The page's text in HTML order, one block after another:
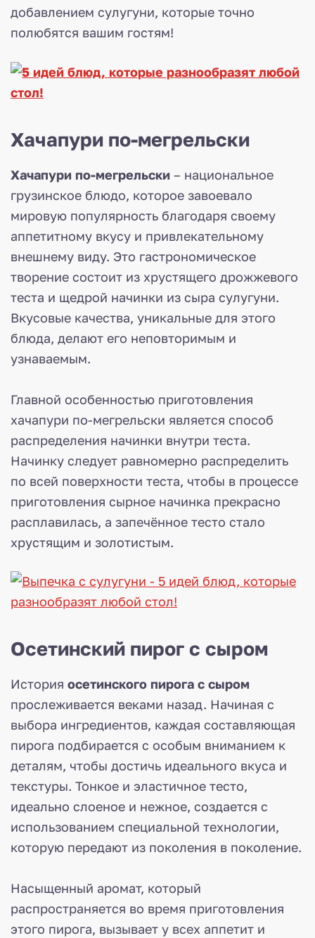
добавлением сулугуни, которые точно
полюбятся вашим гостям!
Хачапури по-мегрельски
Хачапури по-мегрельски – национальное
грузинское блюдо, которое завоевало
мировую популярность благодаря своему
аппетитному вкусу и привлекательному
внешнему виду. Это гастрономическое
творение состоит из хрустящего дрожжевого
теста и щедрой начинки из сыра сулугуни.
Вкусовые качества, уникальные для этого
блюда, делают его неповторимым и
узнаваемым.
Главной особенностью приготовления
хачапури по-мегрельски является способ
распределения начинки внутри теста.
Начинку следует равномерно распределить
по всей поверхности теста, чтобы в процессе
приготовления сырное начинка прекрасно
расплавилась, а запечённое тесто стало
хрустящим и золотистым.
Осетинский пирог с сыром
История осетинского пирога с сыром
прослеживается веками назад. Начиная с
выбора ингредиентов, каждая составляющая
пирога подбирается с особым вниманием к
деталям, чтобы достичь идеального вкуса и
текстуры. Тонкое и эластичное тесто,
идеально слоеное и нежное, создается с
использованием специальной технологии,
которую передают из поколения в поколение.
Насыщенный аромат, который
распространяется во время приготовления
этого пирога, вызывает у всех аппетит и